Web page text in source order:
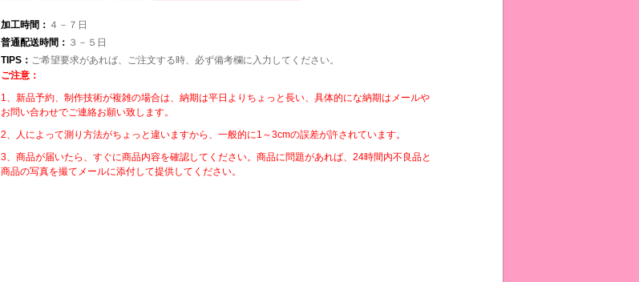
加工時間： ４－７日
普通配送時間： ３－５日
TIPS： ご希望要求があれば、ご注文する時、必ず備考欄に入力してください。
ご注意：
1、新品予約、制作技術が複雑の場合は、納期は平日よりちょっと長い、具体的にな納期はメールや
お問い合わせでご連絡お願い致します。
2、人によって測り方法がちょっと違いますから、一般的に1～3cmの誤差が許されています。
3、商品が届いたら、すぐに商品内容を確認してください。商品に問題があれば、24時間内不良品と
商品の写真を撮てメールに添付して提供してください。